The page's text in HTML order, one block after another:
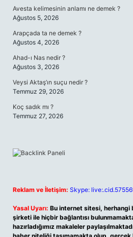
Avesta kelimesinin anlamı ne demek ?
Ağustos 5, 2026
Arapçada ta ne demek ?
Ağustos 4, 2026
Ahad-ı Nas nedir ?
Ağustos 3, 2026
Veysi Aktaş’ın suçu nedir ?
Temmuz 29, 2026
Koç sadık mı ?
Temmuz 27, 2026
Reklam ve İletişim: Skype:
Yasal Uyarı: Bu internet sitesi, herhangi
şirketi ile hiçbir bağlantısı
hazırladığımız makaleler